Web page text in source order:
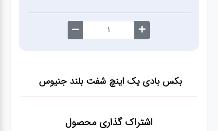
کارواش
معاینه
فنی
بکس بادی یک اینچ شفت بلند جنیوس
اشتراک گذاری محصول